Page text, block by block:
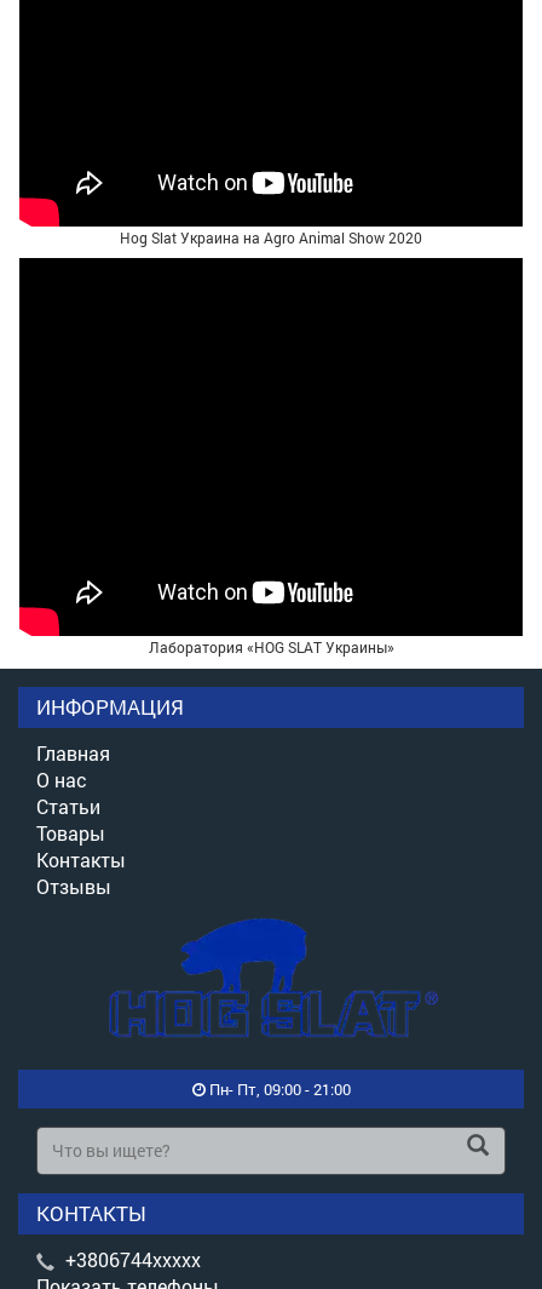
Hog Slat Украина на Agro Animal Show 2020
Лаборатория «HOG SLAT Украины»
ИНФОРМАЦИЯ
Главная
О нас
Статьи
Товары
Контакты
Отзывы
Пн- Пт, 09:00 - 21:00
КОНТАКТЫ
+3806744xxxxx